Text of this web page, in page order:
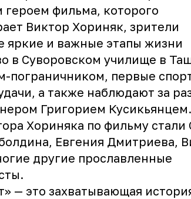
героем фильма, которого
Виктор Хориняк, зрители
яркие и важные этапы жизни
в Суворовском училище в
пограничником, первые
а также наблюдают за
Григорием Кусикьянцем.
Хориняка по фильму стали
Евгения Дмитриева,
другие прославленные
— это захватывающая